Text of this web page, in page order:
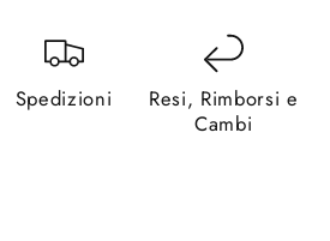
Spedizioni
Resi, Rimborsi e
Cambi